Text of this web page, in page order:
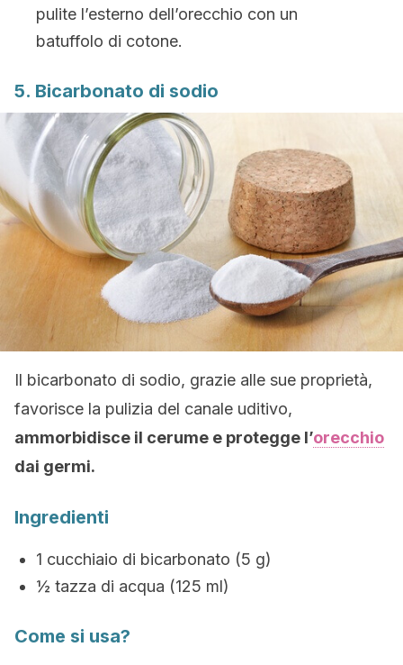
pulite l’esterno dell’orecchio con un
batuffolo di cotone.
5. Bicarbonato di sodio
Il bicarbonato di sodio, grazie alle sue proprietà,
favorisce la pulizia del canale uditivo,
ammorbidisce il cerume e protegge l’orecchio
dai germi.
Ingredienti
1 cucchiaio di bicarbonato (5 g)
½ tazza di acqua (125 ml)
Come si usa?